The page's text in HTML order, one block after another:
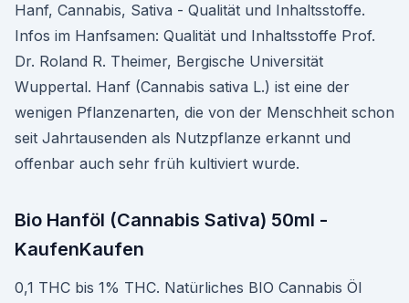
Hanf, Cannabis, Sativa - Qualität und Inhaltsstoffe.
Infos im Hanfsamen: Qualität und Inhaltsstoffe Prof.
Dr. Roland R. Theimer, Bergische Universität
Wuppertal. Hanf (Cannabis sativa L.) ist eine der
wenigen Pflanzenarten, die von der Menschheit schon
seit Jahrtausenden als Nutzpflanze erkannt und
offenbar auch sehr früh kultiviert wurde.
Bio Hanföl (Cannabis Sativa) 50ml -
KaufenKaufen
0,1 THC bis 1% THC. Natürliches BIO Cannabis Öl